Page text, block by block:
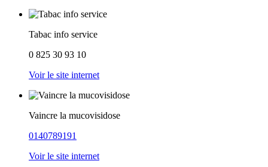
Tabac info service
0 825 30 93 10
Voir le site internet
Vaincre la mucovisidose
0140789191
Voir le site internet